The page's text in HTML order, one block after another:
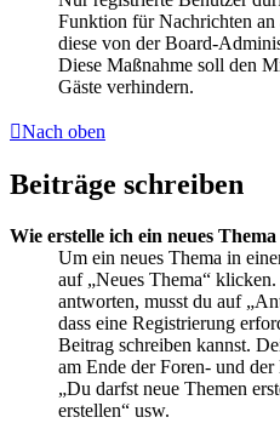
Funktion für Nachrichten an
diese von der Board-
Diese Maßnahme soll den
Gäste verhindern.
Nach oben
Beiträge schreiben
Wie erstelle ich ein neues
Um ein neues Thema in
auf „Neues Thema“
antworten, musst du auf
dass eine Registrierung
Beitrag schreiben kannst.
am Ende der Foren- und
„Du darfst neue Themen
erstellen“ usw.